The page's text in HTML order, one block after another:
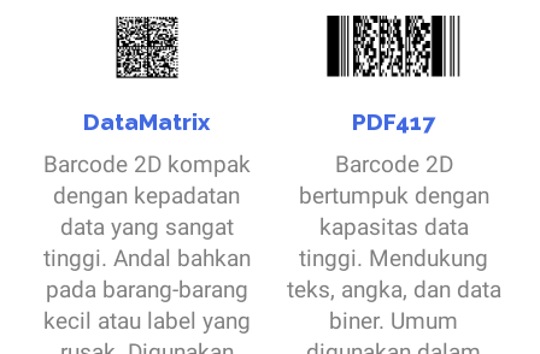
DataMatrix
Barcode 2D kompak
dengan kepadatan
data yang sangat
tinggi. Andal bahkan
pada barang-barang
kecil atau label yang
PDF417
Barcode 2D
bertumpuk dengan
kapasitas data
tinggi. Mendukung
teks, angka, dan data
biner. Umum